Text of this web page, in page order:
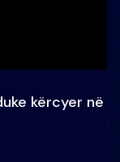
kërcyer në